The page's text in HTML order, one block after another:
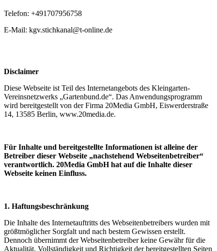
Telefon: +491707956758
E-Mail: kgv.stichkanal@t-online.de
Disclaimer
Diese Webseite ist Teil des Internetangebots des Kleingarten-
Vereinsnetzwerks „Gartenbund.de“. Das Anwendungsprogramm
wird bereitgestellt von der Firma 20Media GmbH, Eiswerderstraße
14, 13585 Berlin, www.20media.de.
Für Inhalte und bereitgestellte Informationen ist alleine der
Betreiber dieser Webseite „nachstehend Webseitenbetreiber“
verantwortlich. 20Media GmbH hat auf die Inhalte dieser
Webseite keinen Einfluss.
1. Haftungsbeschränkung
Die Inhalte des Internetauftritts des Webseitenbetreibers wurden mit
größtmöglicher Sorgfalt und nach bestem Gewissen erstellt.
Dennoch übernimmt der Webseitenbetreiber keine Gewähr für die
Aktualität, Vollständigkeit und Richtigkeit der bereitgestellten Seiten